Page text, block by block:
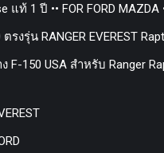
แท้ 1 ปี •• FOR FORD MAZDA
รงรุ่น RANGER EVEREST
F-150 USA สำหรับ Ranger